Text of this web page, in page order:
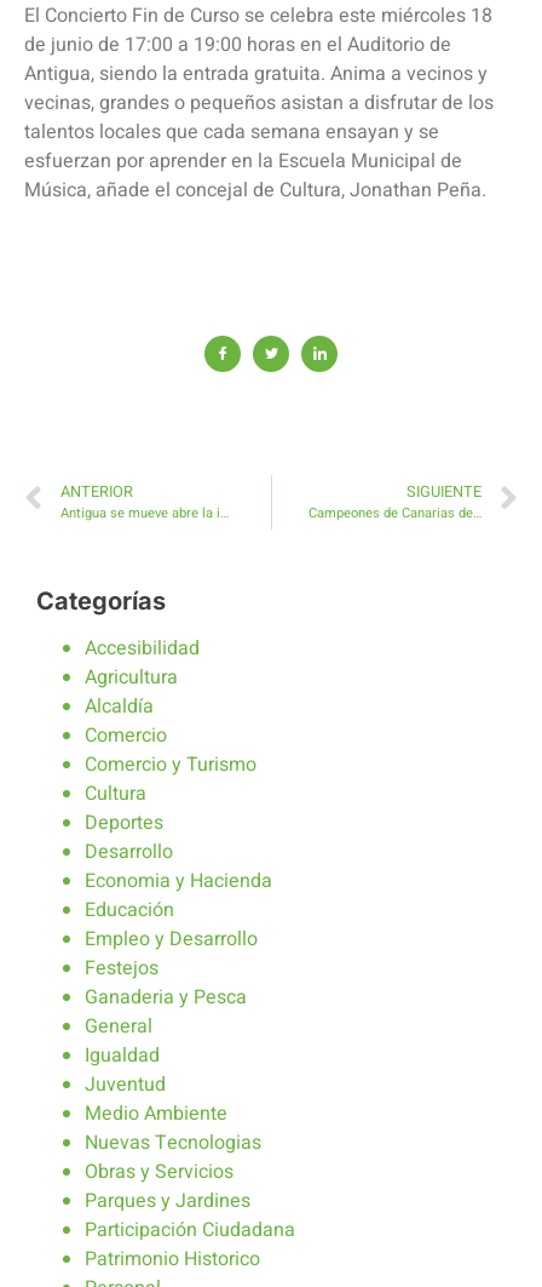
El Concierto Fin de Curso se celebra este miércoles 18
de junio de 17:00 a 19:00 horas en el Auditorio de
Antigua, siendo la entrada gratuita. Anima a vecinos y
vecinas, grandes o pequeños asistan a disfrutar de los
talentos locales que cada semana ensayan y se
esfuerzan por aprender en la Escuela Municipal de
Música, añade el concejal de Cultura, Jonathan Peña.
ANTERIOR
Antigua se mueve abre la inscripción a la Caminata Nocturna de Valles de Ortega a Tiscamanita
SIGUIENTE
Campeones de Canarias del rugby y la lucha empujan juntos en Antigua
Categorías
Accesibilidad
Agricultura
Alcaldía
Comercio
Comercio y Turismo
Cultura
Deportes
Desarrollo
Economia y Hacienda
Educación
Empleo y Desarrollo
Festejos
Ganaderia y Pesca
General
Igualdad
Juventud
Medio Ambiente
Nuevas Tecnologias
Obras y Servicios
Parques y Jardines
Participación Ciudadana
Patrimonio Historico